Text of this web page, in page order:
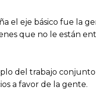
el eje básico fue la
que no le están
del trabajo
a favor de la gente.